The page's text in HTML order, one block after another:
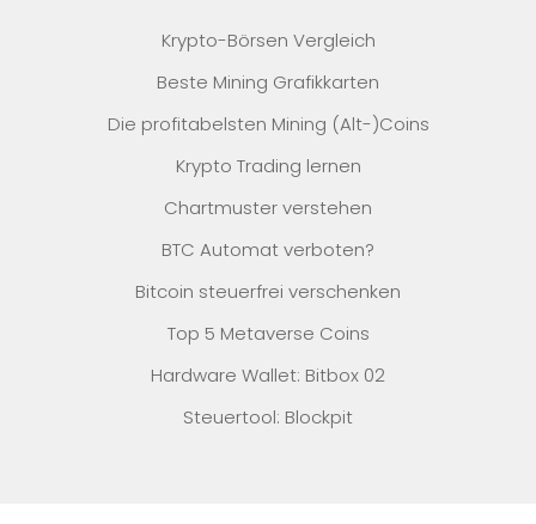
Krypto-Börsen Vergleich
Beste Mining Grafikkarten
Die profitabelsten Mining (Alt-)Coins
Krypto Trading lernen
Chartmuster verstehen
BTC Automat verboten?
Bitcoin steuerfrei verschenken
Top 5 Metaverse Coins
Hardware Wallet: Bitbox 02
Steuertool: Blockpit